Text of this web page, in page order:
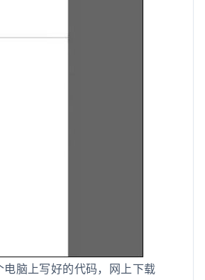
脑上写好的代码，网上下载